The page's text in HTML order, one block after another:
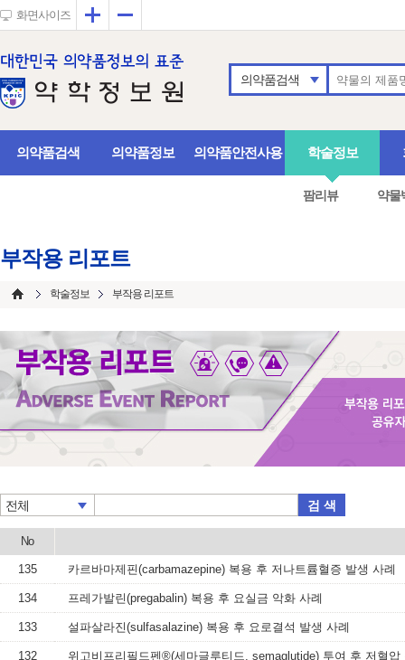
화면사이즈 확대
의약품검색
의약품검색 의약품정보 의약품안전사용 학술정보
팜리뷰 약물
부작용 리포트
학술정보 부작용 리포트
전체 검 색
No
135 카르바마제핀(carbamazepine) 복용 후 저나트륨혈증 발생 사례
134 프레가발린(pregabalin) 복용 후 요실금 악화 사례
133 설파살라진(sulfasalazine) 복용 후 요로결석 발생 사례
132 위고비프리필드펜®(세마글루티드, semaglutide) 투여 후 저혈압